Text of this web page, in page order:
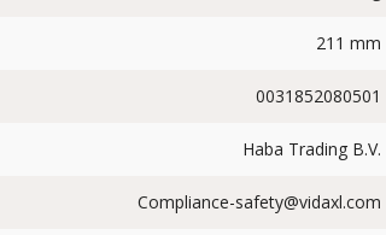
211 mm
0031852080501
Haba Trading B.V.
Compliance-safety@vidaxl.com